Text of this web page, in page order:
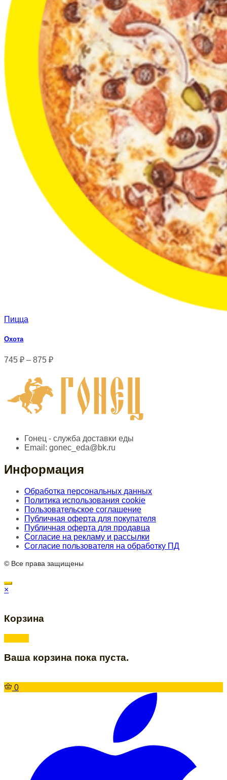
Пицца
Охота
745 ₽ – 875 ₽
Гонец - служба доставки еды
Email: gonec_eda@bk.ru
Информация
Обработка персональных данных
Политика использования cookie
Пользовательское соглашение
Публичная оферта для покупателя
Публичная оферта для продавца
Согласие на рекламу и рассылки
Согласие пользователя на обработку ПД
© Все права защищены
×
Корзина
Ваша корзина пока пуста.
0